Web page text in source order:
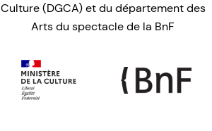
Culture (DGCA) et du département des
Arts du spectacle de la BnF